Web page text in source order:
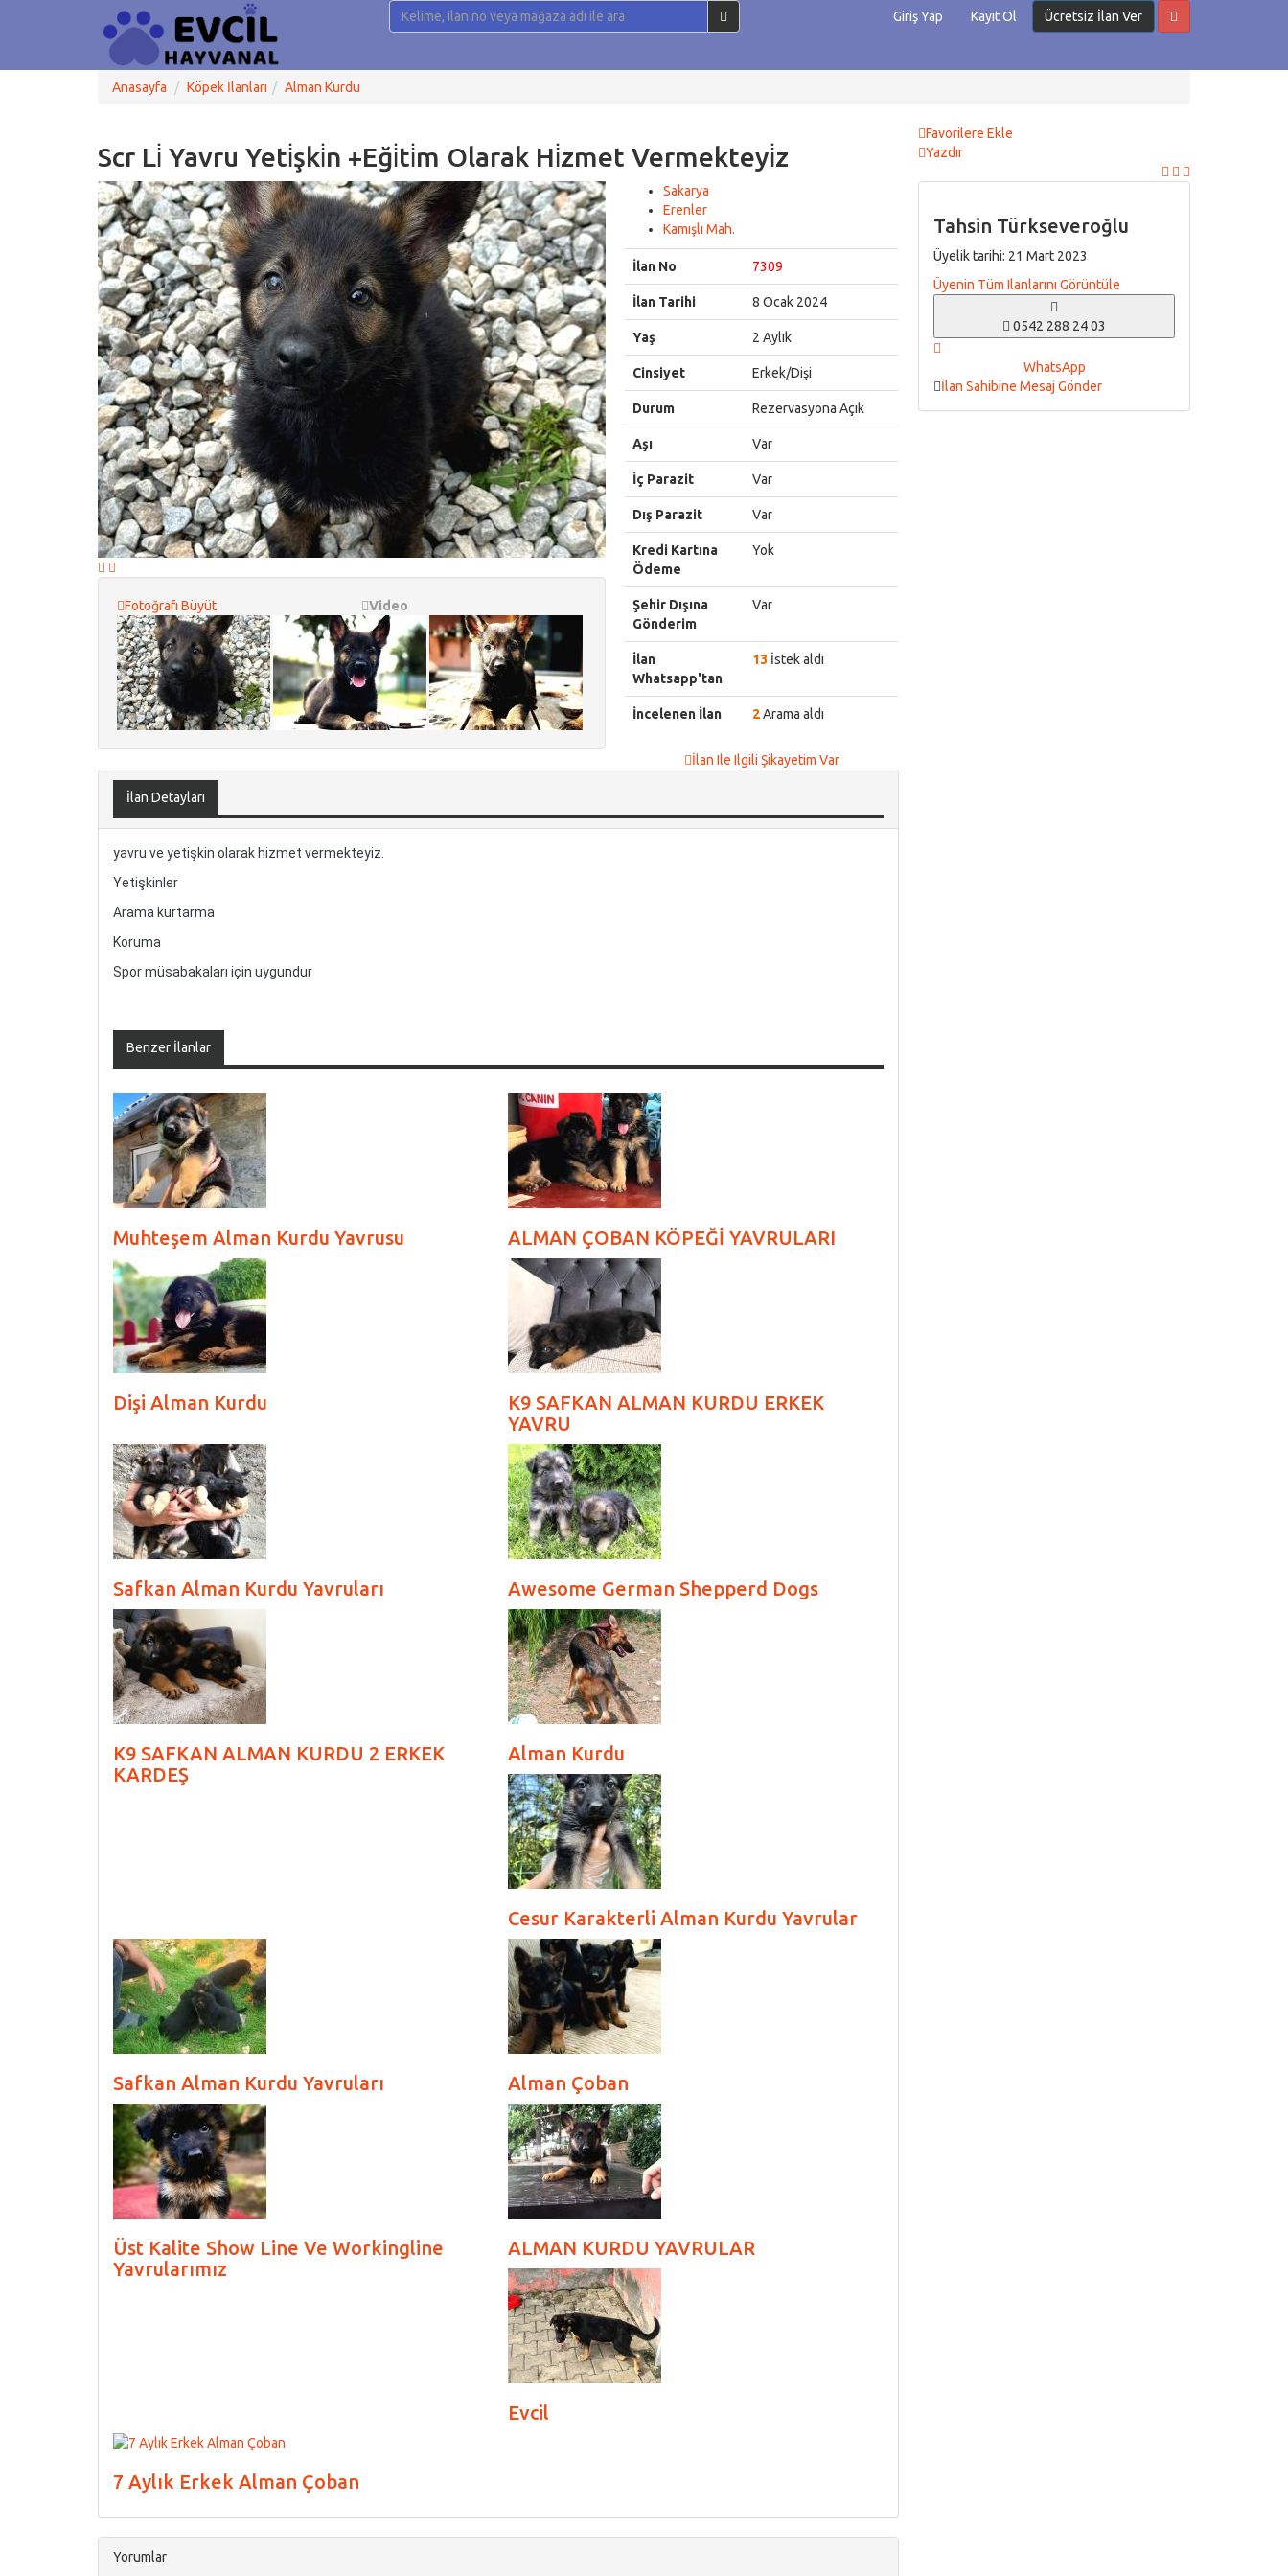
Giriş Yap Kayıt Ol Ücretsiz İlan Ver
Anasayfa Köpek İlanları Alman Kurdu
Scr Li̇ Yavru Yeti̇şki̇n +eği̇ti̇m Olarak Hi̇zmet Vermekteyi̇z
Favorilere Ekle
Yazdır
Fotoğrafı Büyüt Video
Sakarya
Erenler
Kamışlı Mah.
İlan No 7309
İlan Tarihi 8 Ocak 2024
Yaş 2 Aylık
Cinsiyet Erkek/Dişi
Durum Rezervasyona Açık
Aşı Var
İç Parazit Var
Dış Parazit Var
Kredi Kartına
Ödeme
Yok
Şehir Dışına
Gönderim
Var
İlan
Whatsapp'tan
13 İstek aldı
İncelenen İlan 2Arama aldı
İlan Ile Ilgili Şikayetim Var
İlan Detayları
yavru ve yetişkin olarak hizmet vermekteyiz.
Yetişkinler
Arama kurtarma
Koruma
Spor müsabakaları için uygundur
Benzer İlanlar
Muhteşem Alman Kurdu Yavrusu ALMAN ÇOBAN KÖPEĞİ YAVRULARI
Dişi Alman Kurdu
K9 SAFKAN ALMAN KURDU ERKEK
YAVRU
Safkan Alman Kurdu Yavruları Awesome German Shepperd Dogs
K9 SAFKAN ALMAN KURDU 2 ERKEK
KARDEŞ
Alman Kurdu
Cesur Karakterli Alman Kurdu Yavrular
Safkan Alman Kurdu Yavruları Alman Çoban
Üst Kalite Show Line Ve Workingline
Yavrularımız
ALMAN KURDU YAVRULAR
Evcil
7 Aylık Erkek Alman Çoban
Yorumlar
Tahsin Türkseveroğlu
Üyelik tarihi: 21 Mart 2023
Üyenin Tüm Ilanlarını Görüntüle
0542 288 24 03
WhatsApp
İlan Sahibine Mesaj Gönder